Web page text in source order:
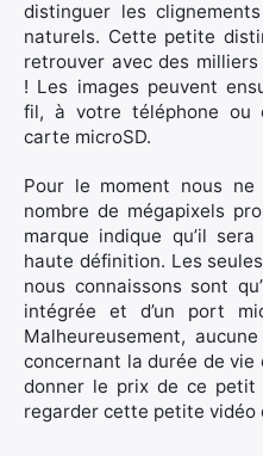
distinguer les
naturels. Cette petite
retrouver avec des
! Les images peuvent
fil, à votre téléphone ou
carte microSD.
Pour le moment nous ne
nombre de mégapixels
marque indique qu’il
haute définition. Les
nous connaissons sont
intégrée et d’un port
Malheureusement,
concernant la durée de
donner le prix de ce petit
regarder cette petite vidéo